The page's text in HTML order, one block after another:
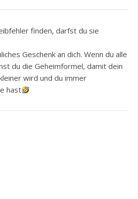
finden, darfst du sie
Geschenk an dich. Wenn du alle
du die Geheimformel, damit dein
wird und du immer
hast